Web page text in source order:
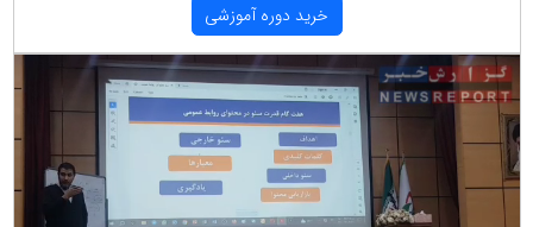
خرید دوره آموزشی